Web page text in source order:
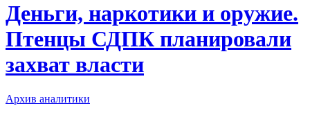
Деньги, наркотики и оружие.
Птенцы СДПК планировали
захват власти
Архив аналитики